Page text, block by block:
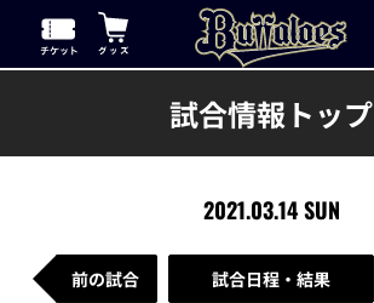
試合情報トップ
2021.03.14 SUN
前の試合 試合日程・結果